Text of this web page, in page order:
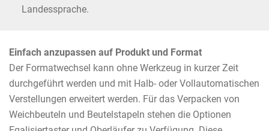
Landessprache.
Einfach anzupassen auf Produkt und Format
Der Formatwechsel kann ohne Werkzeug in kurzer Zeit
durchgeführt werden und mit Halb- oder Vollautomatischen
Verstellungen erweitert werden. Für das Verpacken von
Weichbeuteln und Beutelstapeln stehen die Optionen